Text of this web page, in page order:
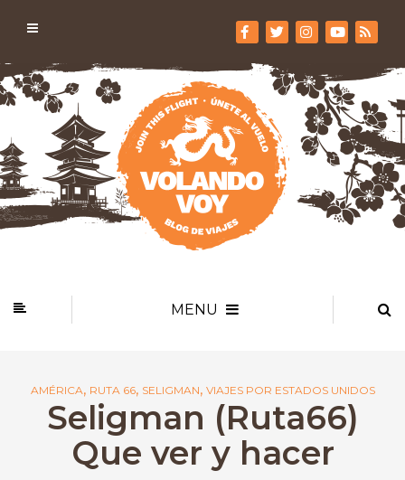
MENU
AMÉRICA, RUTA 66, SELIGMAN, VIAJES POR ESTADOS UNIDOS
Seligman (Ruta66)
Que ver y hacer